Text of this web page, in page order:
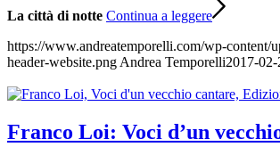
La città di notte Continua a leggere
https://www.andreatemporelli.com/wp-content/
header-website.pngAndrea Temporelli2017-
Franco Loi: Voci d’un